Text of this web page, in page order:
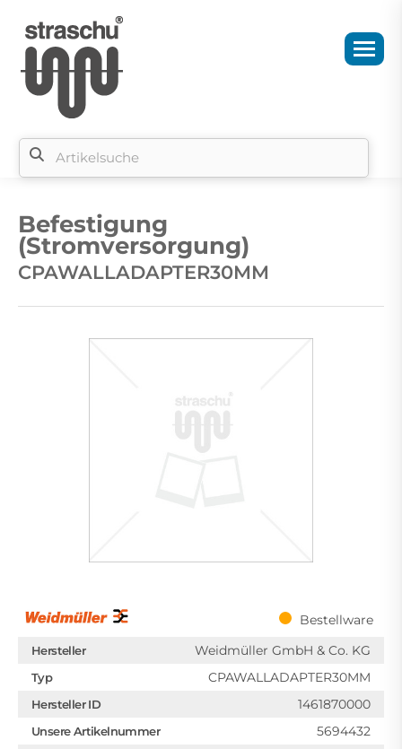
Befestigung
(Stromversorgung)
CPAWALLADAPTER30MM
Bestellware
Hersteller Weidmüller GmbH & Co. KG
Typ CPAWALLADAPTER30MM
Hersteller ID 1461870000
Unsere Artikelnummer 5694432